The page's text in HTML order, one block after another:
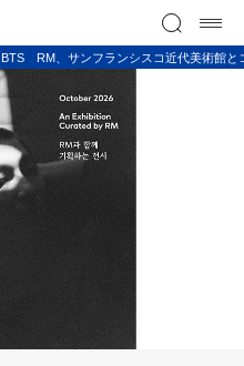
BTS RM、サンフランシスコ近代美術館と